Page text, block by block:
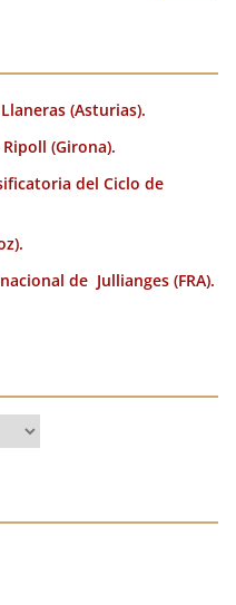
(Asturias).
(Girona).
del Ciclo de
de Jullianges (FRA).